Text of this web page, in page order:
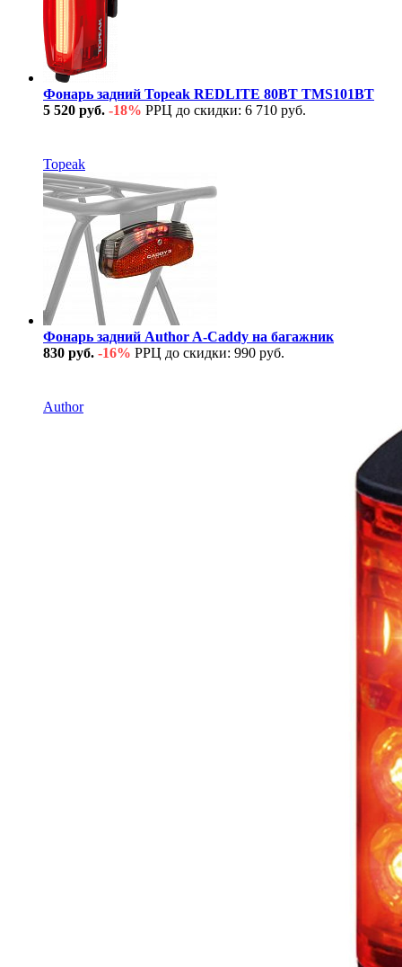
Фонарь задний Topeak REDLITE 80BT TMS101BT
5 520 руб. -18% РРЦ до скидки: 6 710 руб.
Topeak
Фонарь задний Author A-Caddy на багажник
830 руб. -16% РРЦ до скидки: 990 руб.
Author